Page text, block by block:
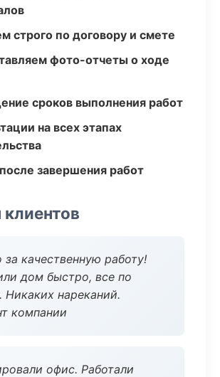
строго по договору и смете
фото-отчеты о ходе
сроков выполнения работ
на всех этапах
завершения работ
за качественную работу!
дом быстро, все по
Никаких нареканий.
компании
офис. Работали